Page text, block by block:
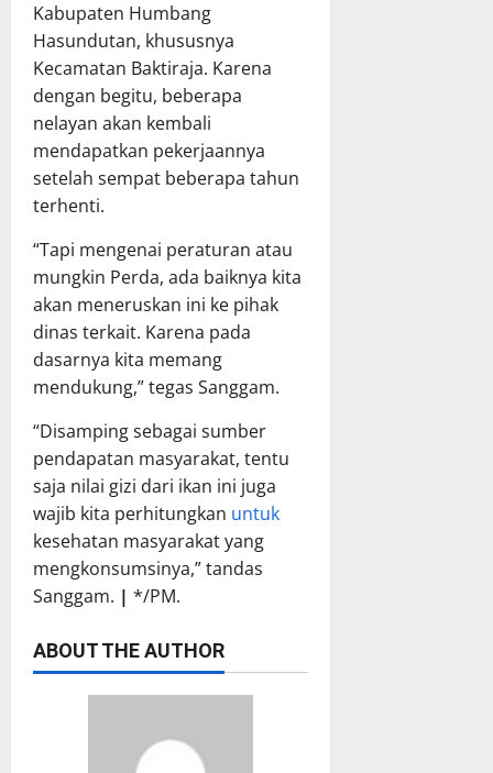
Kabupaten Humbang
Hasundutan, khususnya
Kecamatan Baktiraja. Karena
dengan begitu, beberapa
nelayan akan kembali
mendapatkan pekerjaannya
setelah sempat beberapa tahun
terhenti.
“Tapi mengenai peraturan atau
mungkin Perda, ada baiknya kita
akan meneruskan ini ke pihak
dinas terkait. Karena pada
dasarnya kita memang
mendukung,” tegas Sanggam.
“Disamping sebagai sumber
pendapatan masyarakat, tentu
saja nilai gizi dari ikan ini juga
wajib kita perhitungkan untuk
kesehatan masyarakat yang
mengkonsumsinya,” tandas
Sanggam. | */PM.
ABOUT THE AUTHOR